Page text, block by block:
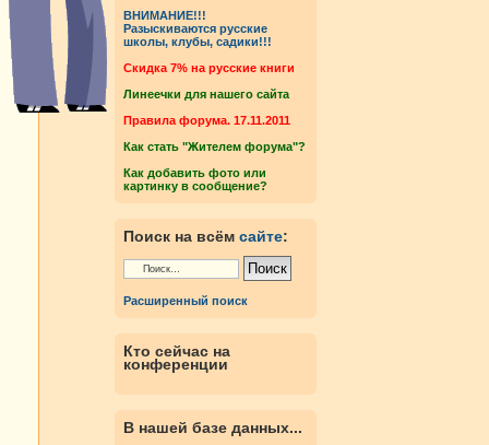
ВНИМАНИЕ!!!
Разыскиваются русские
школы, клубы, садики!!!
Cкидка 7% на русские книги
Линеечки для нашего сайта
Правила форума. 17.11.2011
Как стать "Жителем форума"?
Как добавить фото или
картинку в сообщение?
Поиск на всём сайте:
Расширенный поиск
Кто сейчас на
конференции
В нашей базе данных...